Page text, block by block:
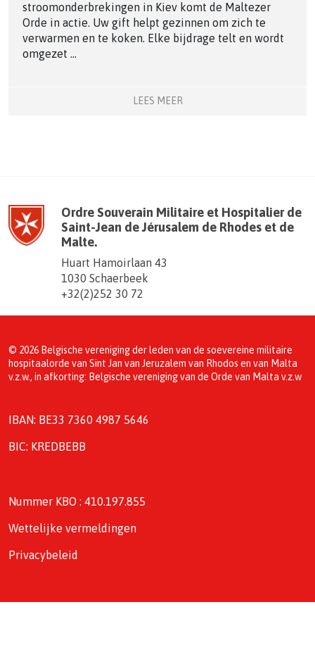
stroomonderbrekingen in Kiev komt de Maltezer
Orde in actie. Uw gift helpt gezinnen om zich te
verwarmen en te koken. Elke bijdrage telt en wordt
omgezet ...
LEES MEER
Ordre Souverain Militaire et Hospitalier de
Saint-Jean de Jérusalem de Rhodes et de
Malte.
Huart Hamoirlaan 43
1030 Schaerbeek
+32(2)252 30 72
© 2026 Belgische vereniging der leden van de soevereine militaire
hospitaalorde van Sint Jan van Jeruzalem van Rhodos en van Malta
v.z.w., in afkorting: Belgische vereniging van de Orde van Malta v.z.w
IBAN: BE33 7360 4987 5646
BIC: KREDBEBB
Nummer KBO : 410.197.855
Wettelijke vermeldingen
Privacybeleid